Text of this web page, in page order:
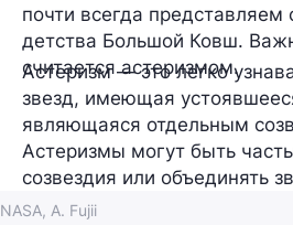
почти всегда представляем
детства Большой Ковш.
считается астеризмом.
Астеризм— это легко
звезд, имеющая
являющаяся отдельным
Астеризмы могут быть
созвездия или объединять
NASA, A. Fujii